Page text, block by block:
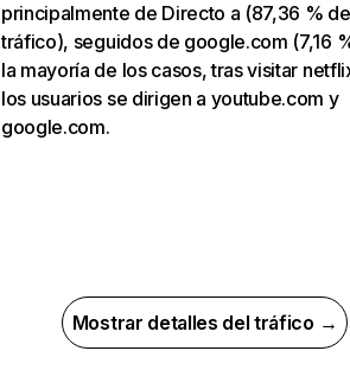
principalmente de Directo a (87,36 % de
tráfico), seguidos de google.com (7,16
la mayoría de los casos, tras visitar
los usuarios se dirigen a youtube.com y
google.com.
Mostrar detalles del tráfico →